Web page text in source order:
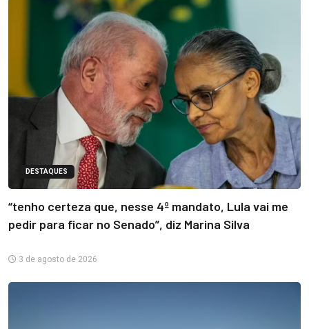
DESTAQUES
“tenho certeza que, nesse 4º mandato, Lula vai me
pedir para ficar no Senado”, diz Marina Silva
3 de agosto de 2026